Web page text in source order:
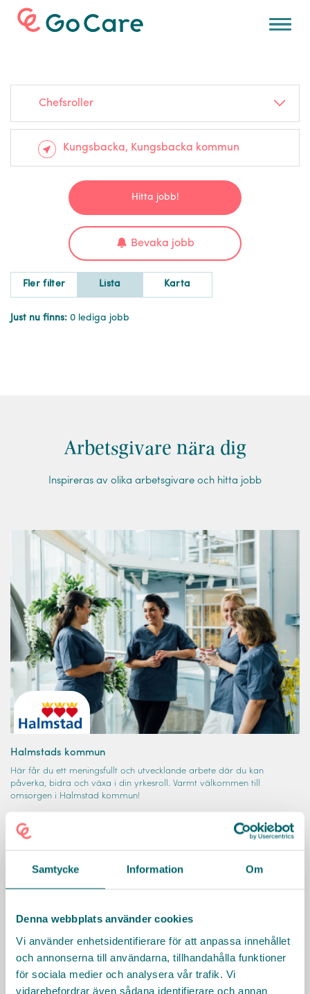
Samtycke Information Om
Denna webbplats använder cookies
Vi använder enhetsidentifierare för att anpassa innehållet
och annonserna till användarna, tillhandahålla funktioner
för sociala medier och analysera vår trafik. Vi
vidarebefordrar även sådana identifierare och annan
För arbetsgivare
Chefsroller
Hitta jobb!
Bevaka jobb
Fler filter Lista Karta
Just nu finns: 0 lediga jobb
Arbetsgivare nära dig
Inspireras av olika arbetsgivare och hitta jobb
Halmstads kommun
Här får du ett meningsfullt och utvecklande arbete där du kan
påverka, bidra och växa i din yrkesroll. Varmt välkommen till
omsorgen i Halmstad kommun!